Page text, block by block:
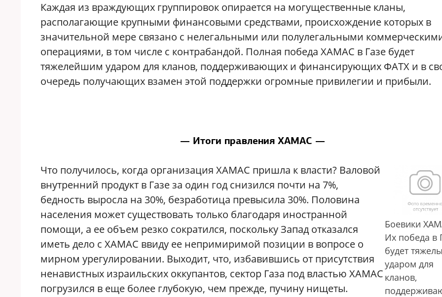
Каждая из враждующих группировок опирается на могущественные кланы,
располагающие крупными финансовыми средствами, происхождение которых в
значительной мере связано с нелегальными или полулегальными
операциями, в том числе с контрабандой. Полная победа ХАМАС в Газе будет
тяжелейшим ударом для кланов, поддерживающих и финансирующих ФАТХ и в
очередь получающих взамен этой поддержки огромные привилегии и прибыли.
— Итоги правления ХАМАС —
Боевики
Их победа в
будет
ударом для
кланов,
Что получилось, когда организация ХАМАС пришла к власти? Валовой
внутренний продукт в Газе за один год снизился почти на 7%,
бедность выросла на 30%, безработица превысила 30%. Половина
населения может существовать только благодаря иностранной
помощи, а ее объем резко сократился, поскольку Запад отказался
иметь дело с ХАМАС ввиду ее непримиримой позиции в вопросе о
мирном урегулировании. Выходит, что, избавившись от присутствия
ненавистных израильских оккупантов, сектор Газа под властью ХАМАС
погрузился в еще более глубокую, чем прежде, пучину нищеты.